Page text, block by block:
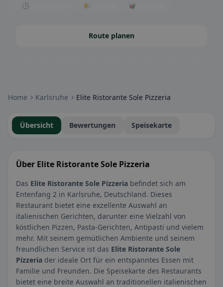
🕒 Jetzt geöffnet 🌤 Terrasse 🥡 Takeaway
Route planen
Home Karlsruhe Elite Ristorante Sole Pizzeria
Übersicht Bewertungen Speisekarte
Über Elite Ristorante Sole Pizzeria
Das Elite Ristorante Sole Pizzeria befindet sich am
Entenfang 2 in Karlsruhe, Deutschland. Dieses
Restaurant bietet eine exzellente Auswahl an
italienischen Gerichten, darunter eine Vielzahl von
köstlichen Pizzen, Pasta-Gerichten, Antipasti und vielem
mehr. Mit seinem gemütlichen Ambiente und seinem
freundlichen Service ist das Elite Ristorante Sole
Pizzeria der ideale Ort für ein entspanntes Essen mit
Familie und Freunden. Die Speisekarte des Restaurants
bietet eine breite Auswahl an traditionellen italienischen